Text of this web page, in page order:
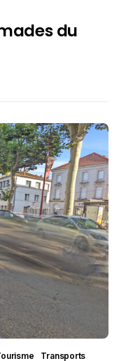
du
Transports